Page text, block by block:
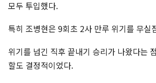
모두 투입했다.
특히 조병현은 9회초 2사 만루 위기를 무실
위기를 넘긴 직후 끝내기 승리가 나왔다는
할도 결정적이었다.